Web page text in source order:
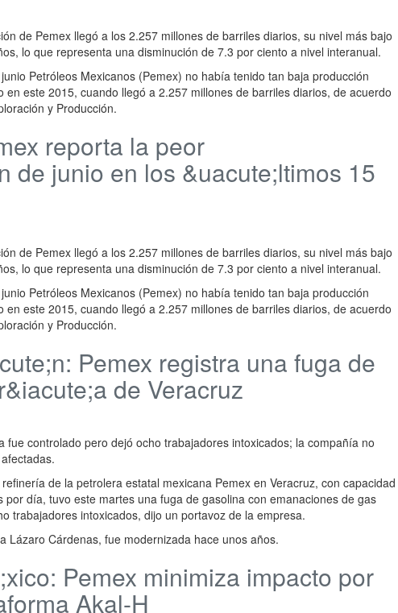
de Pemex llegó a los 2.257 millones de barriles diarios, su nivel más bajo
lo que representa una disminución de 7.3 por ciento a nivel interanual.
Petróleos Mexicanos (Pemex) no había tenido tan baja producción
este 2015, cuando llegó a 2.257 millones de barriles diarios, de acuerdo
y Producción.
reporta la peor
de junio en los &uacute;ltimos 15
de Pemex llegó a los 2.257 millones de barriles diarios, su nivel más bajo
lo que representa una disminución de 7.3 por ciento a nivel interanual.
Petróleos Mexicanos (Pemex) no había tenido tan baja producción
este 2015, cuando llegó a 2.257 millones de barriles diarios, de acuerdo
y Producción.
Pemex registra una fuga de
de Veracruz
fue controlado pero dejó ocho trabajadores intoxicados; la compañía no
de la petrolera estatal mexicana Pemex en Veracruz, con capacidad
día, tuvo este martes una fuga de gasolina con emanaciones de gas
trabajadores intoxicados, dijo un portavoz de la empresa.
Lázaro Cárdenas, fue modernizada hace unos años.
Pemex minimiza impacto por
Akal-H